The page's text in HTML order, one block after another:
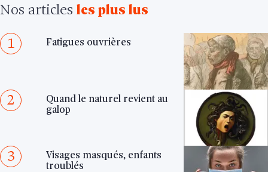
Nos articles les plus lus
1 Fatigues ouvrières
2
Quand le naturel revient au
galop
3
Visages masqués, enfants
troublés